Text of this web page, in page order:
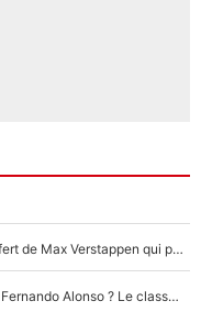
F1 - Une légende de McLaren refuse le transfert de Max Verstappen qui pourrait «faire des vagues» et plomber l'ambiance dans l'équipe
Max Verstappen, Lewis Hamilton… et bientôt Fernando Alonso ? Le classement des pilotes les mieux payés en Formule 1 risque de changer !